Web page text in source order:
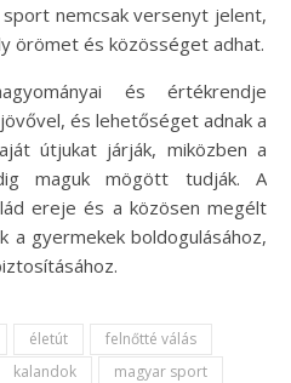
nemcsak versenyt jelent,
örömet és közösséget adhat.
és értékrendje
és lehetőséget adnak a
útjukat járják, miközben a
maguk mögött tudják. A
ereje és a közösen megélt
a gyermekek boldogulásához,
életút
felnőtté válás
kalandok
magyar sport